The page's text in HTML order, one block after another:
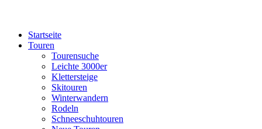
Startseite
Touren
Tourensuche
Leichte 3000er
Klettersteige
Skitouren
Winterwandern
Rodeln
Schneeschuhtouren